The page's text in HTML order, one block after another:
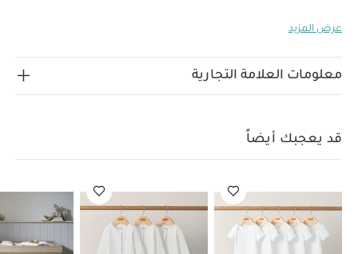
اللون البيج. ستبدو مجموعة أثاث ويدمور ثنائية اللون مثالية
وباباز وتتميز بحلول تخزين ذكية ولمسات نهائية بحواف دائرية
طفلك بفضل سطح قابل للإزالة
الملابس والحفاضات مع 3 أدراج
الارتفاع 92.6 سم
اللون بيبل / ثنائي اللونقد يختلف اللون
الفعلي بسبب ظروف الإضاءة واختلاف شاشات
العرض.
الخامة
لوح خشبي متوسط الكثافة ولوح خشب
عرض المزيد
معلومات العلامة التجارية
قد يعجبك أيضاً